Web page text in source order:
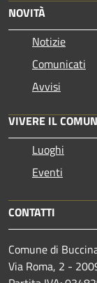
NOVITÀ
Notizie
Comunicati
Avvisi
VIVERE IL
Luoghi
Eventi
CONTATTI
Comune di
Via Roma, 2 -